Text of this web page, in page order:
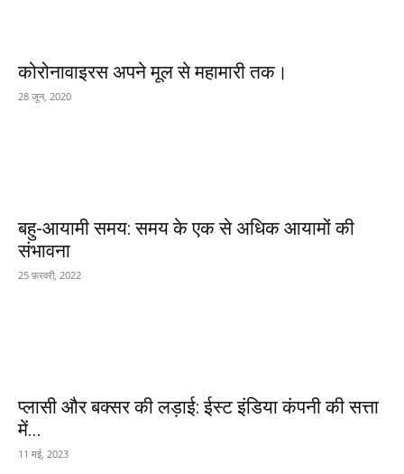
कोरोनावाइरस अपने मूल से महामारी तक।
28 जून, 2020
बहु-आयामी समय: समय के एक से अधिक आयामों की
संभावना
25 फ़रवरी, 2022
प्लासी और बक्सर की लड़ाई: ईस्ट इंडिया कंपनी की सत्ता
में...
11 मई, 2023